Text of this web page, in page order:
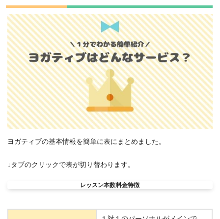
ヨガティブの基本情報を簡単に表にまとめました。
↓タブのクリックで表が切り替わります。
レッスン本数料金特徴